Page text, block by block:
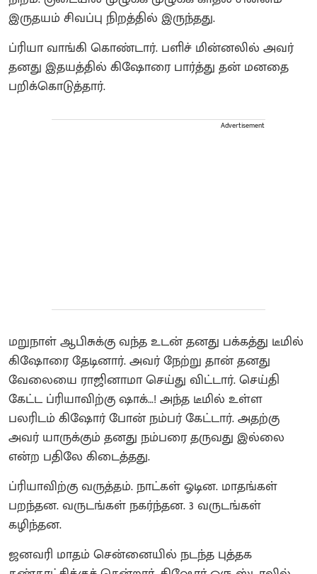
இருதயம் சிவப்பு நிறத்தில் இருந்தது.
ப்ரியா வாங்கி கொண்டார். பளிச் மின்னலில் அவர்
தனது இதயத்தில் கிஷோரை பார்த்து தன் மனதை
பறிக்கொடுத்தார்.
Advertisement
மறுநாள் ஆபிசுக்கு வந்த உடன் தனது பக்கத்து டீமில்
கிஷோரை தேடினார். அவர் நேற்று தான் தனது
வேலையை ராஜினாமா செய்து விட்டார். செய்தி
கேட்ட ப்ரியாவிற்கு ஷாக்…! அந்த டீமில் உள்ள
பலரிடம் கிஷோர் போன் நம்பர் கேட்டார். அதற்கு
அவர் யாருக்கும் தனது நம்பரை தருவது இல்லை
என்ற பதிலே கிடைத்தது.
ப்ரியாவிற்கு வருத்தம். நாட்கள் ஓடின. மாதங்கள்
பறந்தன. வருடங்கள் நகர்ந்தன. 3 வருடங்கள்
கழிந்தன.
ஜனவரி மாதம் சென்னையில் நடந்த புத்தக